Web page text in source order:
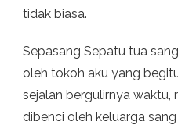
tidak biasa.
Sepasang Sepatu tua
oleh tokoh aku yang
sejalan bergulirnya waktu,
dibenci oleh keluarga